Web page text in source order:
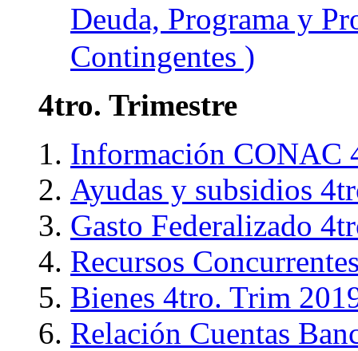
Deuda, Programa y
Contingentes )
4tro. Trimestre
Información CONAC
Ayudas y subsidios
Gasto Federalizado
Recursos
Bienes 4tro. Trim
Relación Cuentas